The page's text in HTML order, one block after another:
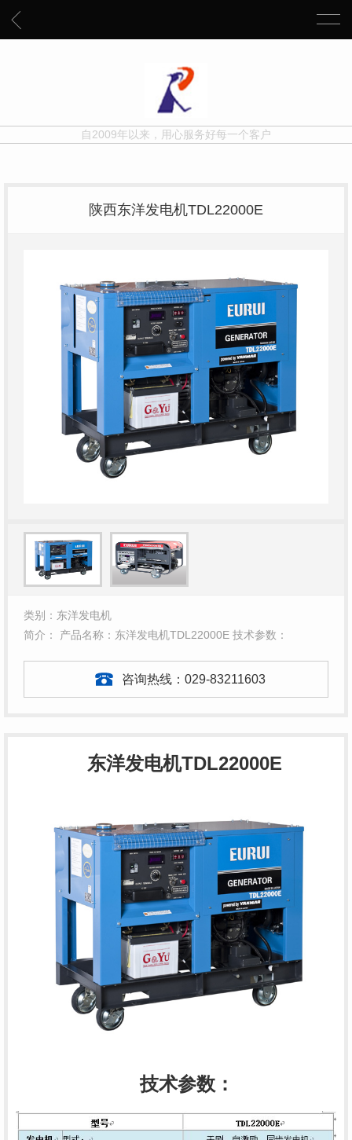
自2009年以来，用心服务好每一个客户
陕西东洋发电机TDL22000E
类别：东洋发电机
简介： 产品名称：东洋发电机TDL22000E 技术参数：
咨询热线： 029-83211603
东洋发电机TDL22000E
技术参数：